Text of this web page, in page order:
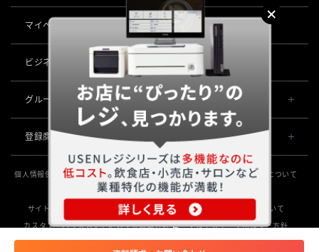
事業所一覧
店舗DX
数字で見るUSEN
サスティナビリティ
採用情報
USENセルフレジ
USENレジTAB BEAUTY
USENレジTAB STORE
USENレジTAB HEALTHCARE
勤怠管理「USEN スタッフシフト」
USEN Ticket & Pay
USEN ハンディ
USEN Mobile Order
USEN Tablet Order
USEN Order & Pay
USEN My Menu Premium
キャッシュレス決済
USEN PAY
USEN PAY+
USEN PAY ENTRY
USEN PAY QR
ロボティクス
KettyBot Pro（配膳）
PuduBot2（配膳）
BellaBot Pro（配膳）
PUDU T300（運搬）
PUDU CC1（清掃）
KLEENBOT C40（清掃）
集客・予約
USEN SMART RESERVE
ヒトサラ
SAVOR JAPAN
アプリンク
サロン向け予約システム
USEN MUSIC
USEN MUSIC Entertainment
OTORAKU -音・楽-
通信
USEN AIR UNLIMITED
USEN AIR
USEN光
USEN PHONE
防犯カメラ
マイページ （USEN MEMBERS）
ビジネスパートナー企業募集
グループ会社
USEN & U-NEXT GROUP
株式会社 U-NEXT HOLDINGS
登録商標
登録第７０２６４７０号
登録第７０２６８８０号
登録第６６５８３１３号
登録第６６１８６０３号
登録第６３８６７４６号
登録第６１５８６１６号
個人情報保護方針 個人情報の取り扱いについて
特定個人情報の取扱いについて
情報セキュリティ基本方針
サステナビリティ活動
サイトポリシー
サイトマップ 放送番組審議会
SDGsの取組みについて
カスタマーハラスメントに対する基本方針
マルチステークホルダー方針